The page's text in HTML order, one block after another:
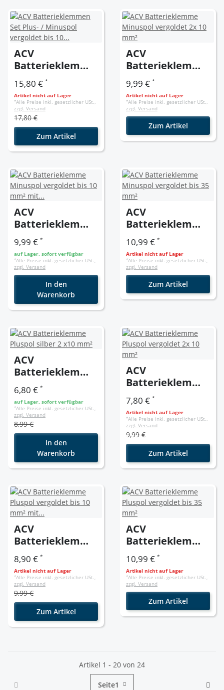
ACV
Batterieklemme
n Set Plus- /
Minuspol
vergoldet bis 10
mm² mit
Schutzkappe
15,80 € *
Artikel nicht auf Lager
*Alle Preise inkl. gesetzlicher USt.,
zzgl. Versand
17,80 €
Zum Artikel
ACV
Batterieklemme
Minuspol
vergoldet 2x 10
mm²
9,99 € *
Artikel nicht auf Lager
*Alle Preise inkl. gesetzlicher USt.,
zzgl. Versand
Zum Artikel
ACV
Batterieklemme
Minuspol
vergoldet bis 10
mm² mit
Schutzkappe
9,99 € *
auf Lager, sofort verfügbar
*Alle Preise inkl. gesetzlicher USt.,
zzgl. Versand
In den
Warenkorb
ACV
Batterieklemme
Minuspol
vergoldet bis 35
mm²
10,99 € *
Artikel nicht auf Lager
*Alle Preise inkl. gesetzlicher USt.,
zzgl. Versand
Zum Artikel
ACV
Batterieklemme
Pluspol silber 2
x10 mm²
6,80 € *
auf Lager, sofort verfügbar
*Alle Preise inkl. gesetzlicher USt.,
zzgl. Versand
8,99 €
In den
Warenkorb
ACV
Batterieklemme
Pluspol
vergoldet 2x 10
mm²
7,80 € *
Artikel nicht auf Lager
*Alle Preise inkl. gesetzlicher USt.,
zzgl. Versand
9,99 €
Zum Artikel
ACV
Batterieklemme
Pluspol
vergoldet bis 10
mm² mit
Schutzkappe
8,90 € *
Artikel nicht auf Lager
*Alle Preise inkl. gesetzlicher USt.,
zzgl. Versand
9,99 €
Zum Artikel
ACV
Batterieklemme
Pluspol
vergoldet bis 35
mm²
10,99 € *
Artikel nicht auf Lager
*Alle Preise inkl. gesetzlicher USt.,
zzgl. Versand
Zum Artikel
Artikel 1 - 20 von 24
Seite1